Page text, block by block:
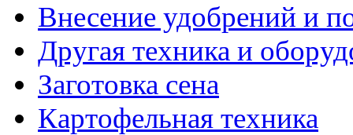
Внесение удобрений и
Другая техника и
Заготовка сена
Картофельная техника